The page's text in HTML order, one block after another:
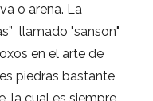
o arena. La
llamado "sanson"
en el arte de
piedras bastante